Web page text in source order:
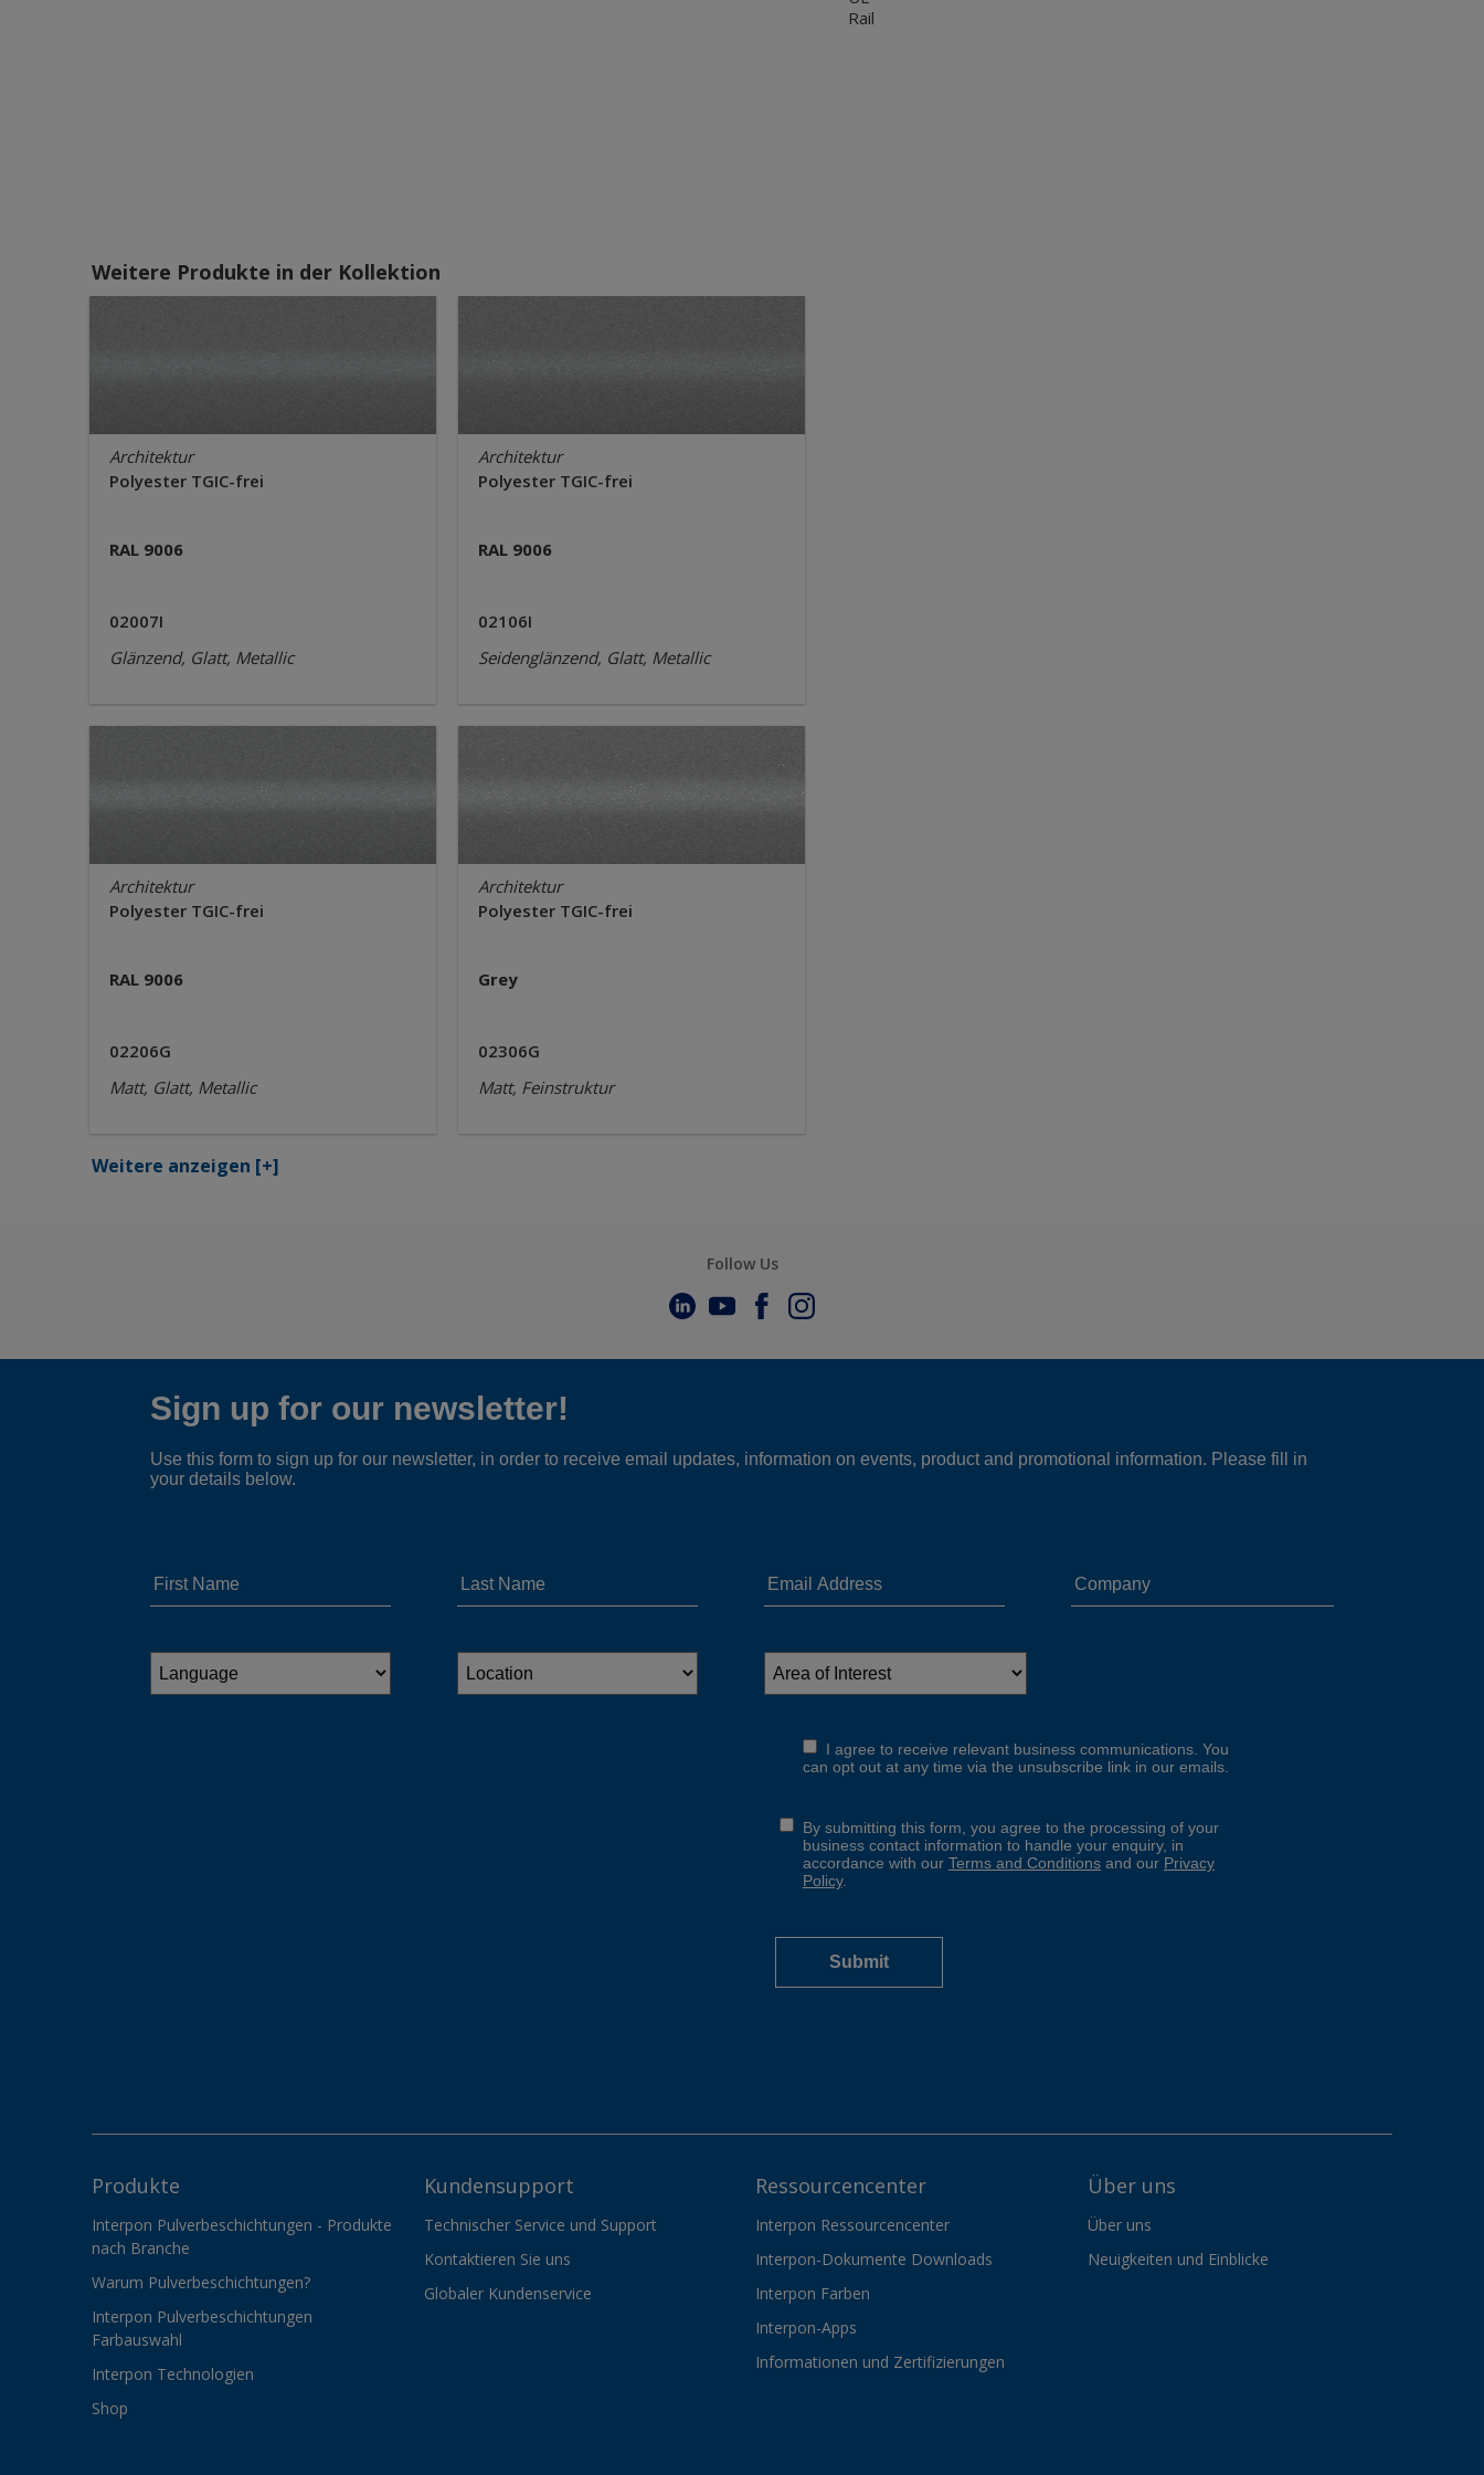
Rail
Weitere Produkte in der Kollektion
Architektur
Polyester TGIC-frei
RAL 9006
02007I
Glänzend, Glatt, Metallic
Architektur
Polyester TGIC-frei
RAL 9006
02106I
Seidenglänzend, Glatt, Metallic
Architektur
Polyester TGIC-frei
RAL 9006
02206G
Matt, Glatt, Metallic
Architektur
Polyester TGIC-frei
Grey
02306G
Matt, Feinstruktur
Weitere anzeigen [+]
Follow Us
Produkte
Interpon Pulverbeschichtungen - Produkte
nach Branche
Warum Pulverbeschichtungen?
Interpon Pulverbeschichtungen
Farbauswahl
Interpon Technologien
Shop
Kundensupport
Technischer Service und Support
Kontaktieren Sie uns
Globaler Kundenservice
Ressourcencenter
Interpon Ressourcencenter
Interpon-Dokumente Downloads
Interpon Farben
Interpon-Apps
Informationen und Zertifizierungen
Über uns
Über uns
Neuigkeiten und Einblicke